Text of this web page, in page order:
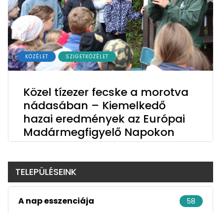
KÖZÉLET SZIGETKÖZÉLET
Közel tízezer fecske a morotva
nádasában – Kiemelkedő
hazai eredmények az Európai
Madármegfigyelő Napokon
TELEPÜLÉSEINK
A nap esszenciája 58